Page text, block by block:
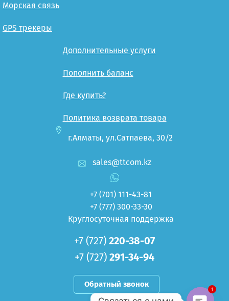
Морская связь
GPS трекеры
Дополнительные услуги
Пополнить баланс
Где купить?
Политика возврата товара
г.Алматы, ул.Сатпаева, 30/2
sales@ttcom.kz
+7 (701) 111-43-81
+7 (777) 300-33-30
Круглосуточная поддержка
+7 (727) 220-38-07
+7 (727) 291-34-94
Обратный звонок
1